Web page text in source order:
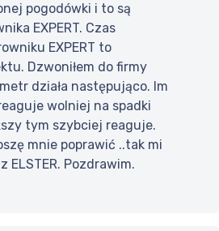
pogodówki i to są
EXPERT. Czas
EXPERT to
Dzwoniłem do firmy
działa następująco. Im
wolniej na spadki
tym szybciej reaguje.
mnie poprawić ..tak mi
ELSTER. Pozdrawim.